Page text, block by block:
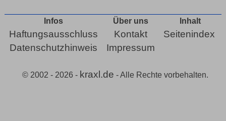
Infos
Haftungsausschluss
Datenschutzhinweis
Über uns
Kontakt
Impressum
Inhalt
Seitenindex
© 2002 - 2026 - kraxl.de - Alle Rechte vorbehalten.